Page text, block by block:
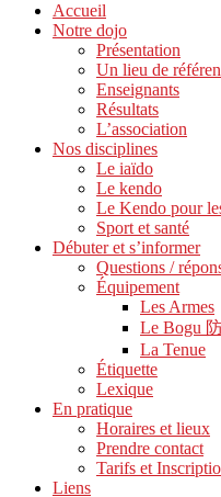
Accueil
Notre dojo
Présentation
Un lieu de
Enseignants
Résultats
L’association
Nos disciplines
Le iaïdo
Le kendo
Le Kendo pour
Sport et santé
Débuter et s’informer
Questions /
Équipement
Les Armes
Le Bogu
La Tenue
Étiquette
Lexique
En pratique
Horaires et lieux
Prendre contact
Tarifs et
Liens